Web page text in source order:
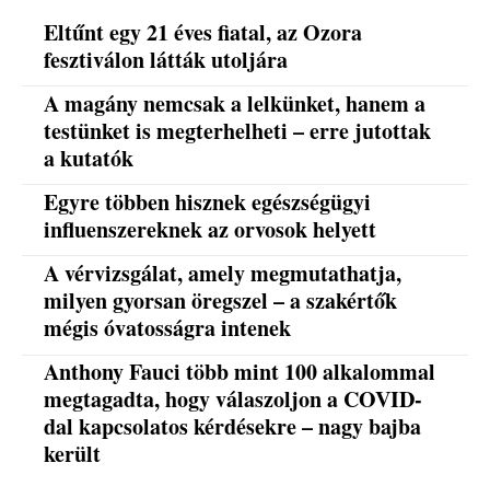
Eltűnt egy 21 éves fiatal, az Ozora
fesztiválon látták utoljára
A magány nemcsak a lelkünket, hanem a
testünket is megterhelheti – erre jutottak
a kutatók
Egyre többen hisznek egészségügyi
influenszereknek az orvosok helyett
A vérvizsgálat, amely megmutathatja,
milyen gyorsan öregszel – a szakértők
mégis óvatosságra intenek
Anthony Fauci több mint 100 alkalommal
megtagadta, hogy válaszoljon a COVID-
dal kapcsolatos kérdésekre – nagy bajba
került